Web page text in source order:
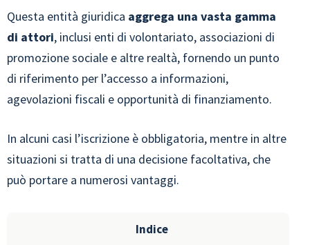
Questa entità giuridica aggrega una vasta gamma
di attori, inclusi enti di volontariato, associazioni di
promozione sociale e altre realtà, fornendo un punto
di riferimento per l’accesso a informazioni,
agevolazioni fiscali e opportunità di finanziamento.
In alcuni casi l’iscrizione è obbligatoria, mentre in altre
situazioni si tratta di una decisione facoltativa, che
può portare a numerosi vantaggi.
Indice